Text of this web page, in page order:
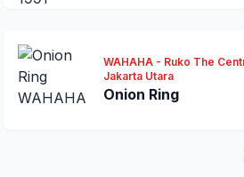
WAHAHA - Ruko The
Jakarta Utara
Onion Ring